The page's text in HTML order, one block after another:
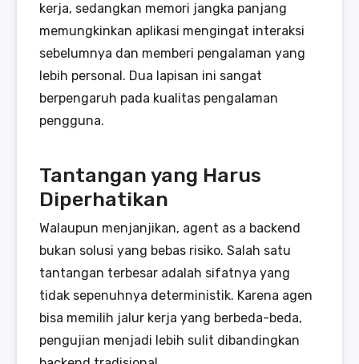
kerja, sedangkan memori jangka panjang
memungkinkan aplikasi mengingat interaksi
sebelumnya dan memberi pengalaman yang
lebih personal. Dua lapisan ini sangat
berpengaruh pada kualitas pengalaman
pengguna.
Tantangan yang Harus
Diperhatikan
Walaupun menjanjikan, agent as a backend
bukan solusi yang bebas risiko. Salah satu
tantangan terbesar adalah sifatnya yang
tidak sepenuhnya deterministik. Karena agen
bisa memilih jalur kerja yang berbeda-beda,
pengujian menjadi lebih sulit dibandingkan